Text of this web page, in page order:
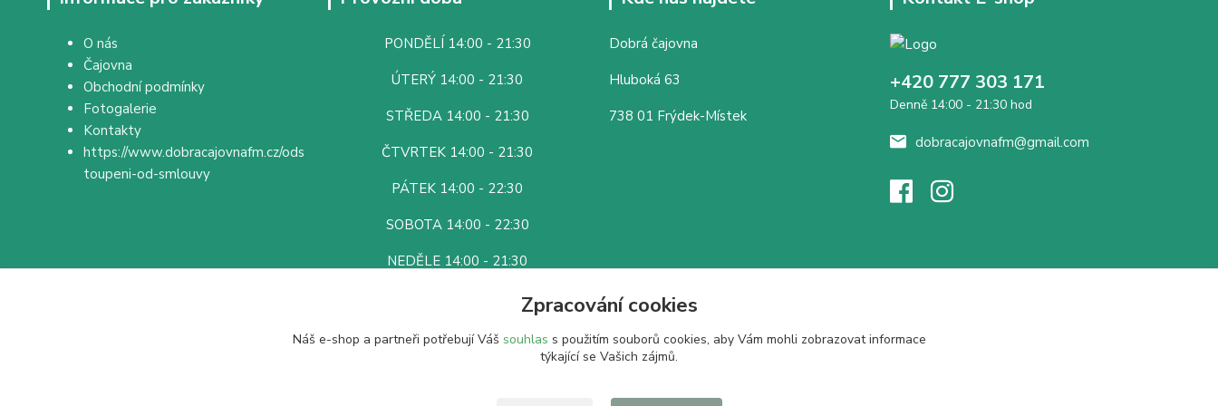
O nás
Čajovna
Obchodní podmínky
Fotogalerie
Kontakty
https://www.dobracajovnafm.cz/ods
toupeni-od-smlouvy
PONDĚLÍ 14:00 - 21:30
ÚTERÝ 14:00 - 21:30
STŘEDA 14:00 - 21:30
ČTVRTEK 14:00 - 21:30
PÁTEK 14:00 - 22:30
SOBOTA 14:00 - 22:30
NEDĚLE 14:00 - 21:30
Dobrá čajovna
Hluboká 63
738 01 Frýdek-Místek
+420 777 303 171
Denně 14:00 - 21:30 hod
dobracajovnafm@gmail.com
Zpracování cookies
Náš e-shop a partneři potřebují Váš souhlas s použitím souborů cookies, aby Vám mohli zobrazovat informace
týkající se Vašich zájmů.